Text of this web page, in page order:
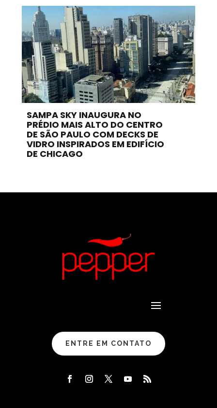
SAMPA SKY INAUGURA NO
PRÉDIO MAIS ALTO DO CENTRO
DE SÃO PAULO COM DECKS DE
VIDRO INSPIRADOS EM EDIFÍCIO
DE CHICAGO
ENTRE EM CONTATO